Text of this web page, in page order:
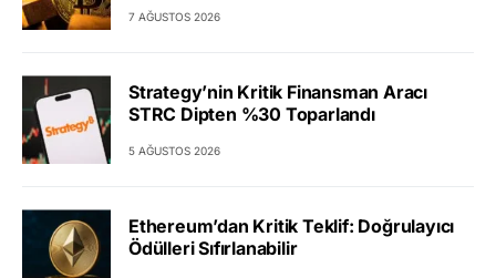
7 AĞUSTOS 2026
Strategy’nin Kritik Finansman Aracı
STRC Dipten %30 Toparlandı
5 AĞUSTOS 2026
Ethereum’dan Kritik Teklif: Doğrulayıcı
Ödülleri Sıfırlanabilir